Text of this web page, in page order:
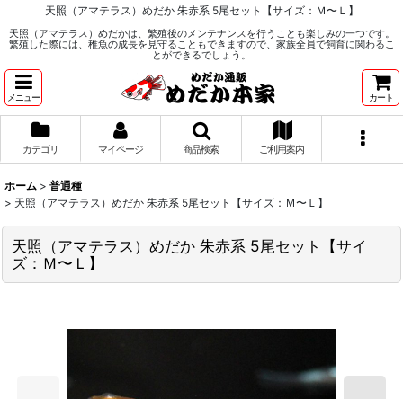
天照（アマテラス）めだか 朱赤系 5尾セット【サイズ：Ｍ〜Ｌ】
天照（アマテラス）めだかは、繁殖後のメンテナンスを行うことも楽しみの一つです。
繁殖した際には、稚魚の成長を見守ることもできますので、家族全員で飼育に関わるこ
とができるでしょう。
メニュー カート
カテゴリ マイページ 商品検索 ご利用案内
ホーム > 普通種
> 天照（アマテラス）めだか 朱赤系 5尾セット【サイズ：Ｍ〜Ｌ】
天照（アマテラス）めだか 朱赤系 5尾セット【サイ
ズ：Ｍ〜Ｌ】